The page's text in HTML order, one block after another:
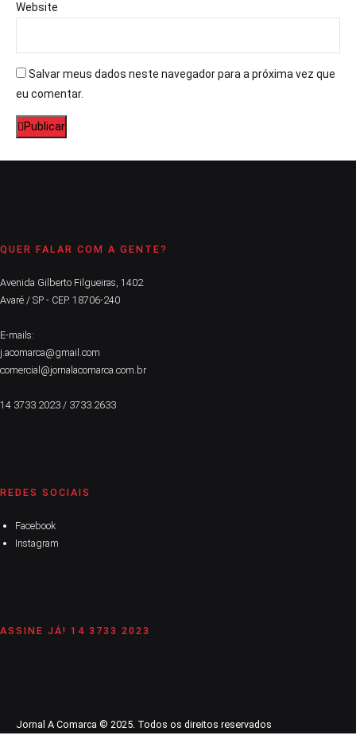
Website
Salvar meus dados neste navegador para a próxima vez que
eu comentar.
Publicar
QUER FALAR COM A GENTE?
Avenida Gilberto Filgueiras, 1402
Avaré / SP - CEP. 18706-240
E-mails:
j.acomarca@gmail.com
comercial@jornalacomarca.com.br
14 3733.2023 / 3733.2633
REDES SOCIAIS
Facebook
Instagram
ASSINE JÁ! 14 3733 2023
Jornal A Comarca © 2025. Todos os direitos reservados